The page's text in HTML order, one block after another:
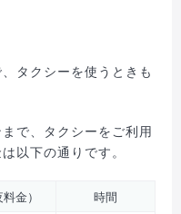
タクシーを使うときも
で、タクシーをご利用
以下の通りです。
金）
時間